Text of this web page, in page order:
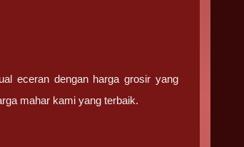
eceran dengan harga grosir yang
mahar kami yang terbaik.